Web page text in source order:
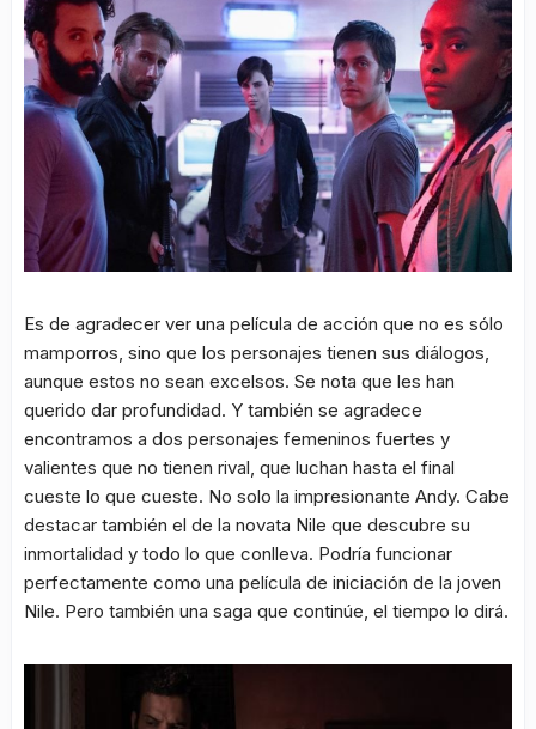
Es de agradecer ver una película de acción que no es sólo
mamporros, sino que los personajes tienen sus diálogos,
aunque estos no sean excelsos. Se nota que les han
querido dar profundidad. Y también se agradece
encontramos a dos personajes femeninos fuertes y
valientes que no tienen rival, que luchan hasta el final
cueste lo que cueste. No solo la impresionante Andy. Cabe
destacar también el de la novata Nile que descubre su
inmortalidad y todo lo que conlleva. Podría funcionar
perfectamente como una película de iniciación de la joven
Nile. Pero también una saga que continúe, el tiempo lo dirá.